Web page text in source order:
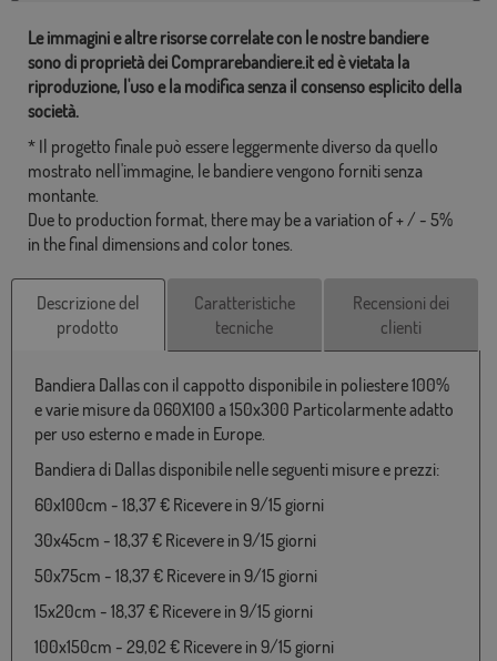
Le immagini e altre risorse correlate con le nostre bandiere
sono di proprietà dei Comprarebandiere.it ed è vietata la
riproduzione, l'uso e la modifica senza il consenso esplicito della
società.
* Il progetto finale può essere leggermente diverso da quello
mostrato nell'immagine, le bandiere vengono forniti senza
montante.
Due to production format, there may be a variation of + / - 5%
in the final dimensions and color tones.
Descrizione del
prodotto
Caratteristiche
tecniche
Recensioni dei
clienti
Bandiera Dallas con il cappotto disponibile in poliestere 100%
e varie misure da 060X100 a 150x300 Particolarmente adatto
per uso esterno e made in Europe.
Bandiera di Dallas disponibile nelle seguenti misure e prezzi:
60x100cm - 18,37 € Ricevere in 9/15 giorni
30x45cm - 18,37 € Ricevere in 9/15 giorni
50x75cm - 18,37 € Ricevere in 9/15 giorni
15x20cm - 18,37 € Ricevere in 9/15 giorni
100x150cm - 29,02 € Ricevere in 9/15 giorni